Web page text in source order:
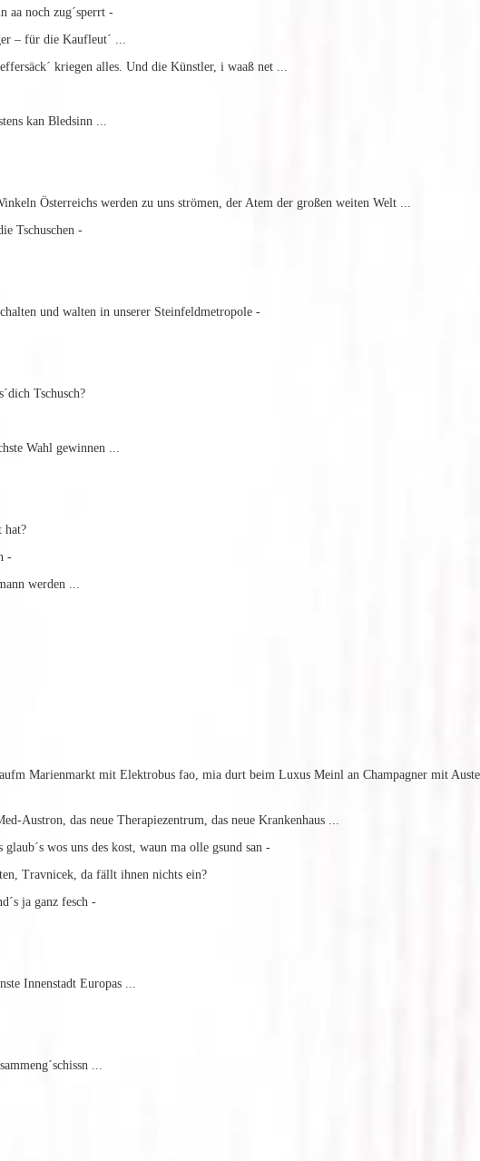
aa noch zug´sperrt -
– für die Kaufleut´ ...
kriegen alles. Und die Künstler, i waaß net ...
kan Bledsinn ...
Österreichs werden zu uns strömen, der Atem der großen weiten Welt ...
Tschuschen -
und walten in unserer Steinfeldmetropole -
Tschusch?
Wahl gewinnen ...
hat?
-
werden ...
Marienmarkt mit Elektrobus fao, mia durt beim Luxus Meinl an Champagner mit
Austron, das neue Therapiezentrum, das neue Krankenhaus ...
wos uns des kost, waun ma olle gsund san -
Travnicek, da fällt ihnen nichts ein?
ja ganz fesch -
Innenstadt Europas ...
...